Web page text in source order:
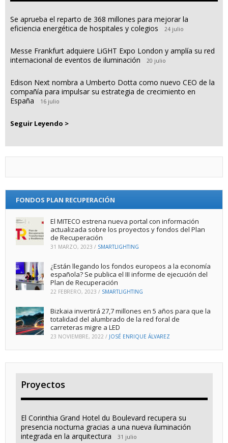
Se aprueba el reparto de 368 millones para mejorar la
eficiencia energética de hospitales y colegios
24 julio
Messe Frankfurt adquiere LiGHT Expo London y amplía su red
internacional de eventos de iluminación
20 julio
Edison Next nombra a Umberto Dotta como nuevo CEO de la
compañía para impulsar su estrategia de crecimiento en
España
16 julio
Seguir Leyendo >
FONDOS PLAN RECUPERACIÓN
El MITECO estrena nueva portal con información
actualizada sobre los proyectos y fondos del Plan
de Recuperación
31 MARZO, 2023 / SMARTLIGHTING
¿Están llegando los fondos europeos a la economía
española? Se publica el III informe de ejecución del
Plan de Recuperación
22 FEBRERO, 2023 / SMARTLIGHTING
Bizkaia invertirá 27,7 millones en 5 años para que la
totalidad del alumbrado de la red foral de
carreteras migre a LED
23 NOVIEMBRE, 2022 / JOSÉ ENRIQUE ÁLVAREZ
Proyectos
El Corinthia Grand Hotel du Boulevard recupera su
presencia nocturna gracias a una nueva iluminación
integrada en la arquitectura
31 julio